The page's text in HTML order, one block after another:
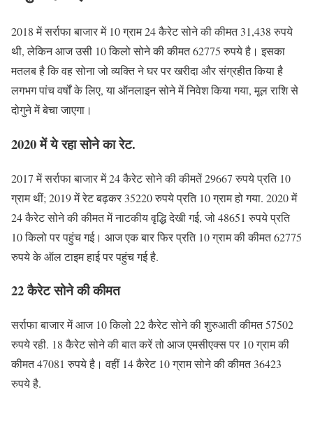
2018 में सर्राफा बाजार में 10 ग्राम 24 कैरेट सोने की कीमत 31,438 रुपये
थी, लेकिन आज उसी 10 किलो सोने की कीमत 62775 रुपये है। इसका
मतलब है कि वह सोना जो व्यक्ति ने घर पर खरीदा और संग्रहीत किया है
लगभग पांच वर्षों के लिए, या ऑनलाइन सोने में निवेश किया गया, मूल राशि से
दोगुने में बेचा जाएगा।
2020 में ये रहा सोने का रेट.
2017 में सर्राफा बाजार में 24 कैरेट सोने की कीमतें 29667 रुपये प्रति 10
ग्राम थीं; 2019 में रेट बढ़कर 35220 रुपये प्रति 10 ग्राम हो गया. 2020 में
24 कैरेट सोने की कीमत में नाटकीय वृद्धि देखी गई, जो 48651 रुपये प्रति
10 किलो पर पहुंच गई। आज एक बार फिर प्रति 10 ग्राम की कीमत 62775
रुपये के ऑल टाइम हाई पर पहुंच गई है.
22 कैरेट सोने की कीमत
सर्राफा बाजार में आज 10 किलो 22 कैरेट सोने की शुरुआती कीमत 57502
रुपये रही. 18 कैरेट सोने की बात करें तो आज एमसीएक्स पर 10 ग्राम की
कीमत 47081 रुपये है। वहीं 14 कैरेट 10 ग्राम सोने की कीमत 36423
रुपये है.